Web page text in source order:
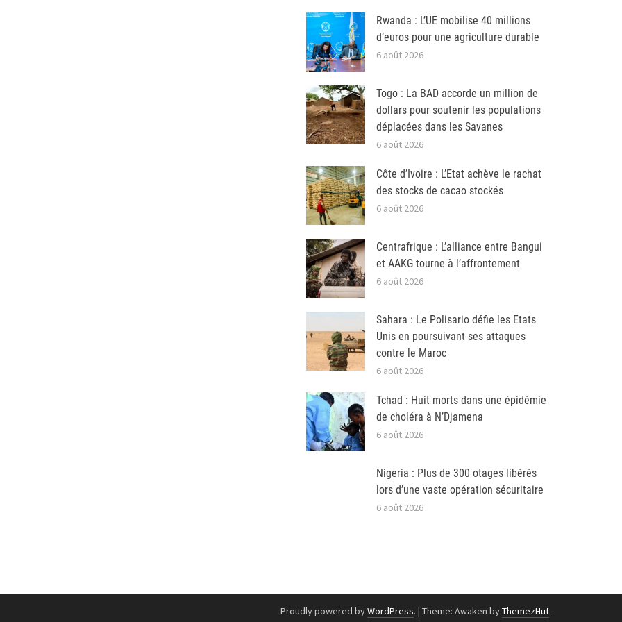
Rwanda : L’UE mobilise 40 millions
d’euros pour une agriculture durable
6 août 2026
Togo : La BAD accorde un million de
dollars pour soutenir les populations
déplacées dans les Savanes
6 août 2026
Côte d’Ivoire : L’Etat achève le rachat
des stocks de cacao stockés
6 août 2026
Centrafrique : L’alliance entre Bangui
et AAKG tourne à l’affrontement
6 août 2026
Sahara : Le Polisario défie les Etats
Unis en poursuivant ses attaques
contre le Maroc
6 août 2026
Tchad : Huit morts dans une épidémie
de choléra à N’Djamena
6 août 2026
Nigeria : Plus de 300 otages libérés
lors d’une vaste opération sécuritaire
6 août 2026
Proudly powered byWordPress. | Theme: Awaken byThemezHut.